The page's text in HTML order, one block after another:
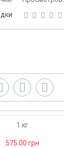
1 кг
575.00 грн